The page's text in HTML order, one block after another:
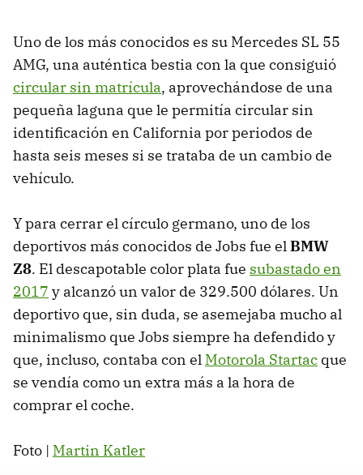
Uno de los más conocidos es su Mercedes SL 55
AMG, una auténtica bestia con la que consiguió
circular sin matrícula, aprovechándose de una
pequeña laguna que le permitía circular sin
identificación en California por periodos de
hasta seis meses si se trataba de un cambio de
vehículo.
Y para cerrar el círculo germano, uno de los
deportivos más conocidos de Jobs fue elBMW
Z8. El descapotable color plata fue subastado en
2017 y alcanzó un valor de 329.500 dólares. Un
deportivo que, sin duda, se asemejaba mucho al
minimalismo que Jobs siempre ha defendido y
que, incluso, contaba con el Motorola Startac que
se vendía como un extra más a la hora de
comprar el coche.
Foto | Martin Katler